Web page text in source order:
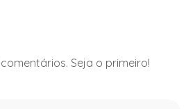
Seja o primeiro!